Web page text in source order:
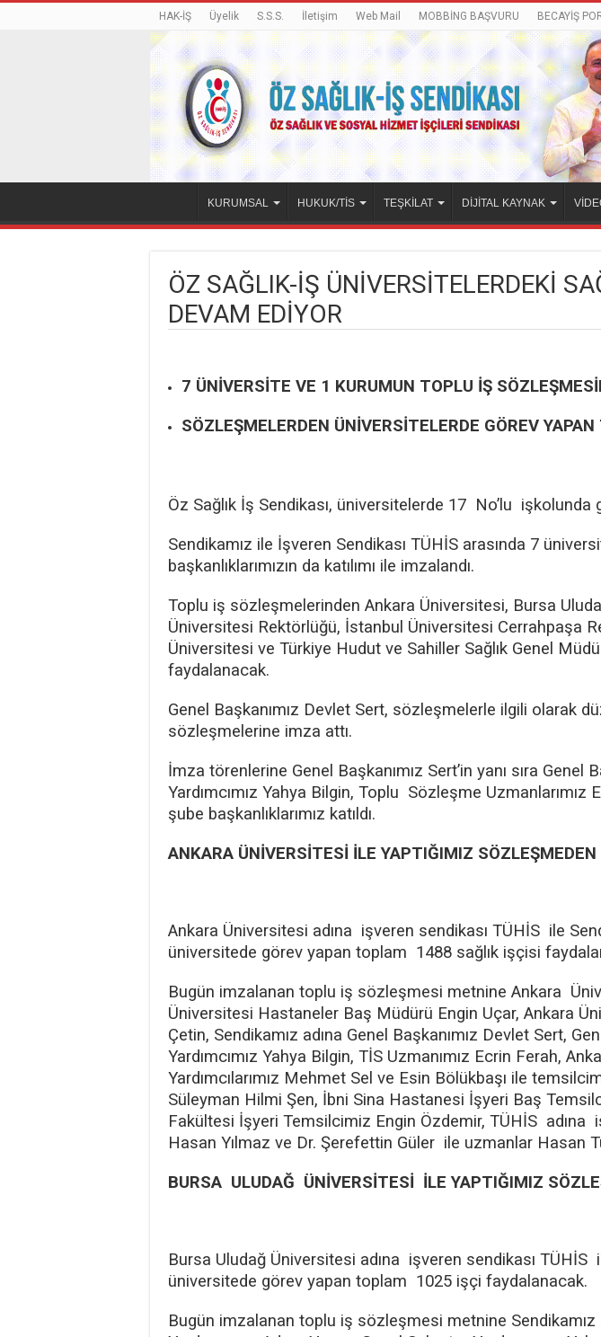
HAK-İŞ Üyelik S.S.S. İletişim Web Mail MOBBİNG BAŞVURU BECAYİŞ
KURUMSAL HUKUK/TİS TEŞKİLAT DİJİTAL KAYNAK
ÖZ SAĞLIK-İŞ ÜNİVERSİTELERDEKİ
DEVAM EDİYOR
7 ÜNİVERSİTE VE 1 KURUMUN TOPLU İŞ
SÖZLEŞMELERDEN ÜNİVERSİTELERDE GÖREV
Öz Sağlık İş Sendikası, üniversitelerde 17 No’lu
Sendikamız ile İşveren Sendikası TÜHİS arasında 7
başkanlıklarımızın da katılımı ile imzalandı.
Toplu iş sözleşmelerinden Ankara Üniversitesi, Bursa
Üniversitesi Rektörlüğü, İstanbul Üniversitesi Cerrahpaşa
Üniversitesi ve Türkiye Hudut ve Sahiller Sağlık Genel
faydalanacak.
Genel Başkanımız Devlet Sert, sözleşmelerle ilgili olarak
sözleşmelerine imza attı.
İmza törenlerine Genel Başkanımız Sert’in yanı sıra Genel
Yardımcımız Yahya Bilgin, Toplu Sözleşme
şube başkanlıklarımız katıldı.
ANKARA ÜNİVERSİTESİ İLE YAPTIĞIMIZ
Ankara Üniversitesi adına işveren sendikası TÜHİS ile
üniversitede görev yapan toplam 1488 sağlık işçisi
Bugün imzalanan toplu iş sözleşmesi metnine Ankara
Üniversitesi Hastaneler Baş Müdürü Engin Uçar, Ankara
Çetin, Sendikamız adına Genel Başkanımız Devlet Sert,
Yardımcımız Yahya Bilgin, TİS Uzmanımız Ecrin Ferah,
Yardımcılarımız Mehmet Sel ve Esin Bölükbaşı ile
Süleyman Hilmi Şen, İbni Sina Hastanesi İşyeri Baş
Fakültesi İşyeri Temsilcimiz Engin Özdemir, TÜHİS adına
Hasan Yılmaz ve Dr. Şerefettin Güler ile uzmanlar Hasan
BURSA ULUDAĞ ÜNİVERSİTESİ İLE YAPTIĞIMIZ
Bursa Uludağ Üniversitesi adına işveren sendikası
üniversitede görev yapan toplam 1025 işçi faydalanacak.
Bugün imzalanan toplu iş sözleşmesi metnine Sendikamız